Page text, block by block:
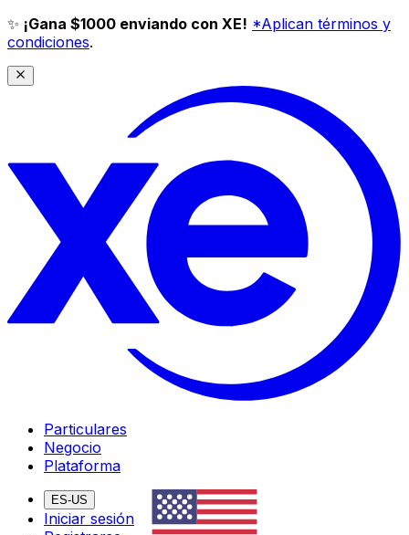
✨ ¡Gana $1000 enviando con XE! *Aplican términos y
condiciones.
Particulares
Negocio
Plataforma
ES-US
Iniciar sesión